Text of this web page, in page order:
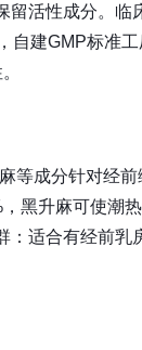
活性成分。临
建GMP标准
等成分针对经
黑升麻可使潮
适合有经前乳